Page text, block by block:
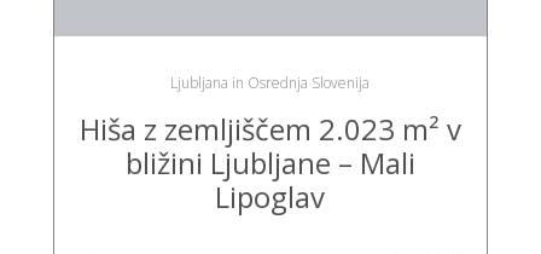
Ljubljana in Osrednja Slovenija
Hiša z zemljiščem 2.023 m² v
bližini Ljubljane – Mali
Lipoglav